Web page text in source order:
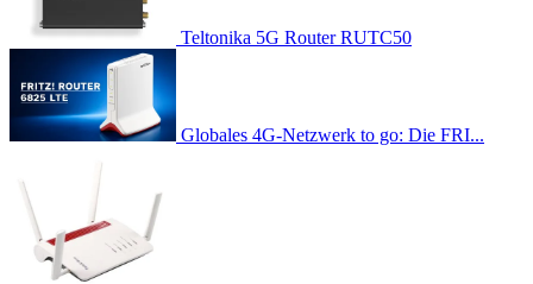
Teltonika 5G Router RUTC50
Globales 4G-Netzwerk to go: Die FRI...